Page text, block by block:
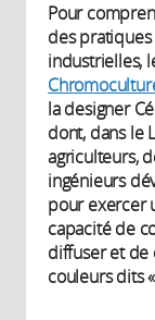
Pour
des
industrielles,
la designer
dont, dans le
agriculteurs,
ingénieurs
pour exercer
capacité de
diffuser et de
couleurs dits